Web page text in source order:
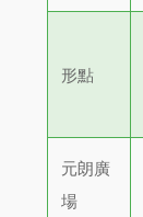
形點
元朗廣
場